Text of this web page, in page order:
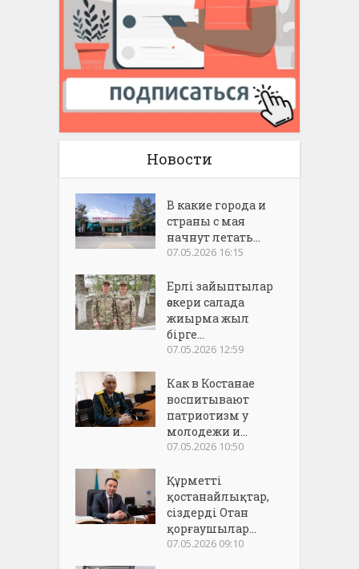
Новости
В какие города и
страны с мая
начнут летать...
07.05.2026 16:15
Ерлі зайыптылар
әскери салада
жиырма жыл
бірге...
07.05.2026 12:59
Как в Костанае
воспитывают
патриотизм у
молодежи и...
07.05.2026 10:50
Құрметті
қостанайлықтар,
сіздерді Отан
қорғаушылар...
07.05.2026 09:10